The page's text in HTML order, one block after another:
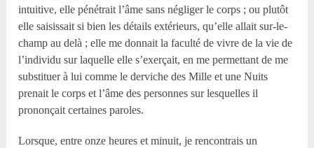
intuitive, elle pénétrait l’âme sans négliger le corps ; ou plutôt
elle saisissait si bien les détails extérieurs, qu’elle allait sur-le-
champ au delà ; elle me donnait la faculté de vivre de la vie de
l’individu sur laquelle elle s’exerçait, en me permettant de me
substituer à lui comme le derviche des Mille et une Nuits
prenait le corps et l’âme des personnes sur lesquelles il
prononçait certaines paroles.
Lorsque, entre onze heures et minuit, je rencontrais un